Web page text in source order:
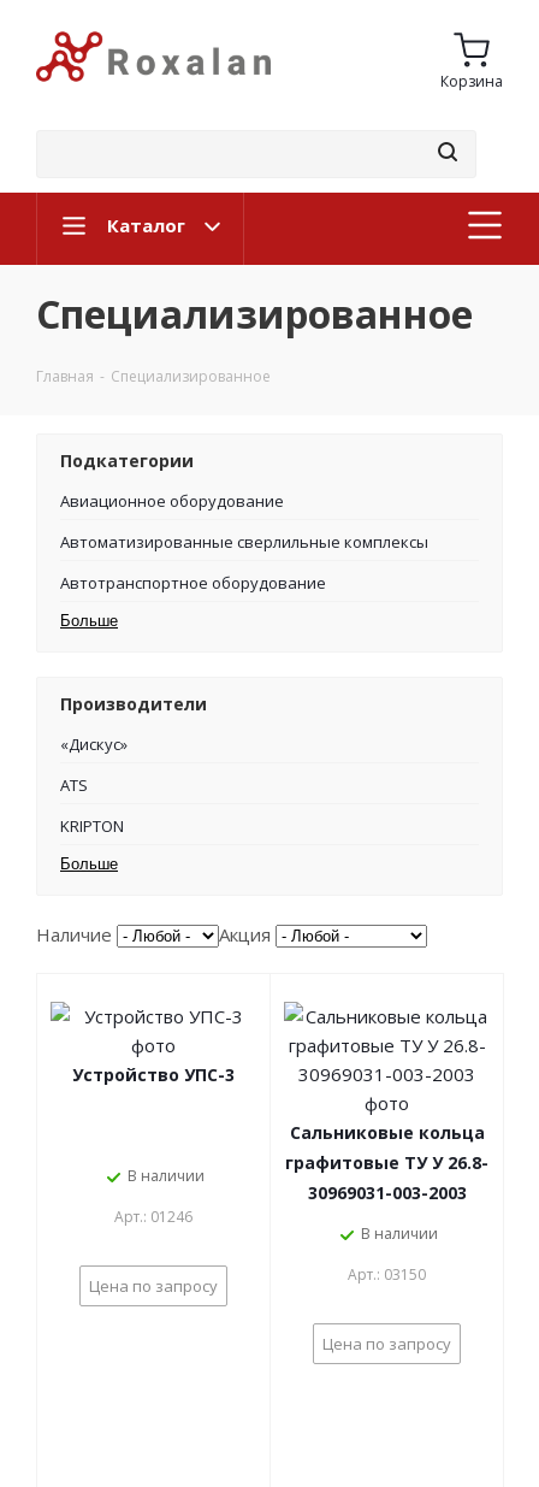
Корзина
Каталог
Специализированное
Главная - Специализированное
Подкатегории
Авиационное оборудование
Автоматизированные сверлильные комплексы
Автотранспортное оборудование
Больше
Производители
«Дискус»
ATS
KRIPTON
Больше
Наличие Акция
Устройство УПС-3
В наличии
Арт.: 01246
Цена по запросу
Сальниковые кольца
графитовые ТУ У 26.8-
30969031-003-2003
В наличии
Арт.: 03150
Цена по запросу